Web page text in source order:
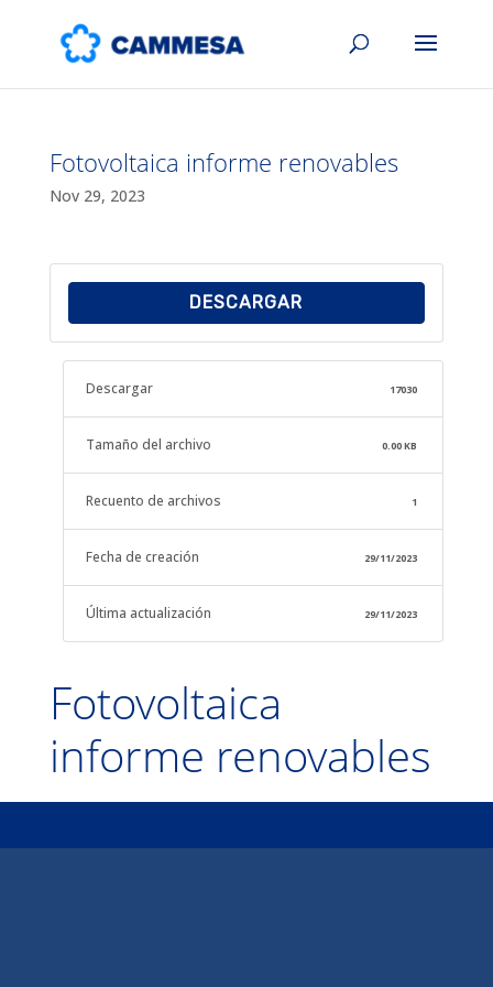
Fotovoltaica informe renovables
Nov 29, 2023
DESCARGAR
Descargar 17030
Tamaño del archivo 0.00 KB
Recuento de archivos 1
Fecha de creación 29/11/2023
Última actualización 29/11/2023
Fotovoltaica
informe renovables